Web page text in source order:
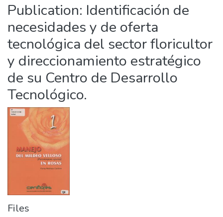
Publication: Identificación de
necesidades y de oferta
tecnológica del sector floricultor
y direccionamiento estratégico
de su Centro de Desarrollo
Tecnológico.
Files